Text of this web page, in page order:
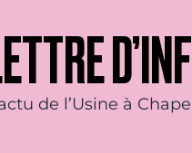
de l’Usine à